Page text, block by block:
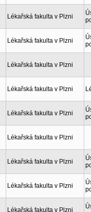
Lékařská fakulta v Plzni
Lékařská fakulta v Plzni
Lékařská fakulta v Plzni
Lékařská fakulta v Plzni
Lékařská fakulta v Plzni
Lékařská fakulta v Plzni
Lékařská fakulta v Plzni
Lékařská fakulta v Plzni
Lékařská fakulta v Plzni